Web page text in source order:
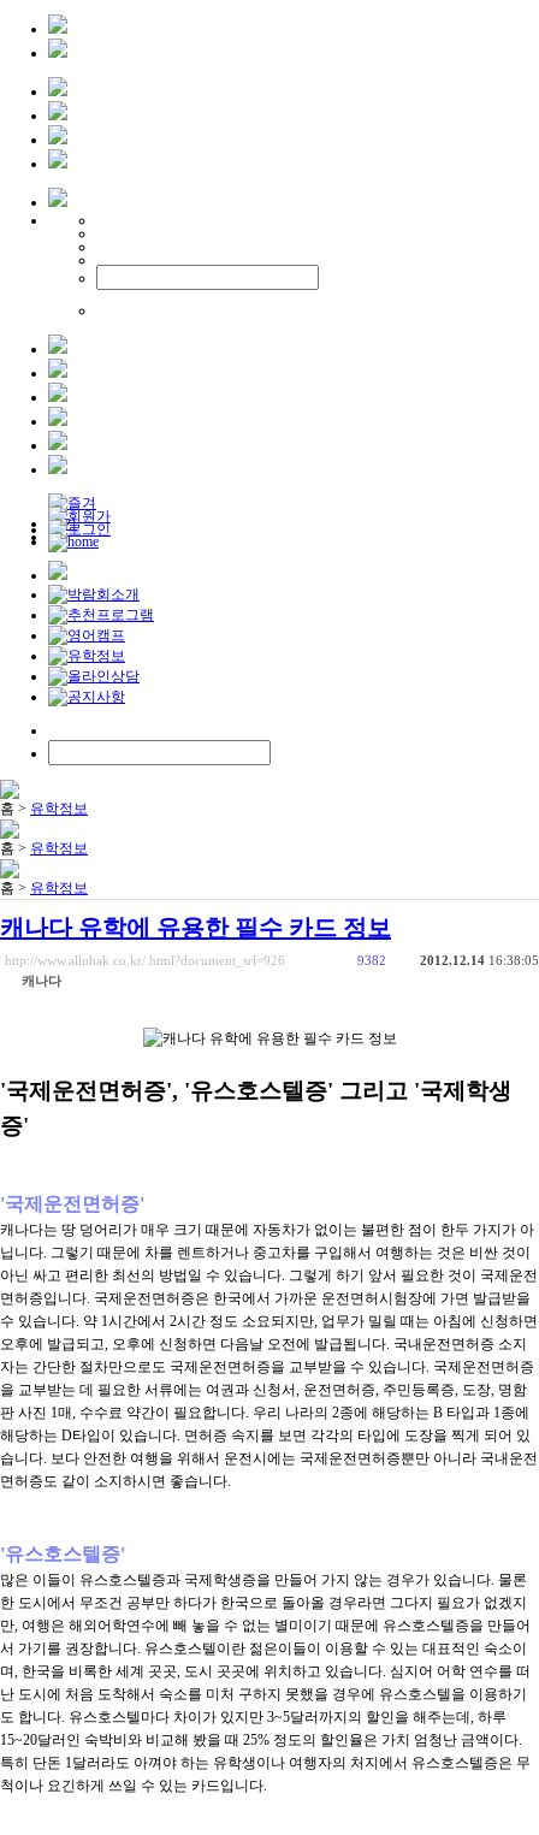
홈 > 유학정보
홈 > 유학정보
홈 > 유학정보
캐나다 유학에 유용한 필수 카드 정보
http://www.alluhak.co.kr/.html?document_srl=926 2012.12.14 16:38:05
9382
캐나다
'국제운전면허증', '유스호스텔증' 그리고 '국제학생
증'
'국제운전면허증'
캐나다는 땅 덩어리가 매우 크기 때문에 자동차가 없이는 불편한 점이 한두 가지가 아
닙니다. 그렇기 때문에 차를 렌트하거나 중고차를 구입해서 여행하는 것은 비싼 것이
아닌 싸고 편리한 최선의 방법일 수 있습니다. 그렇게 하기 앞서 필요한 것이 국제운전
면허증입니다. 국제운전면허증은 한국에서 가까운 운전면허시험장에 가면 발급받을
수 있습니다. 약 1시간에서 2시간 정도 소요되지만, 업무가 밀릴 때는 아침에 신청하면
오후에 발급되고, 오후에 신청하면 다음날 오전에 발급됩니다. 국내운전면허증 소지
자는 간단한 절차만으로도 국제운전면허증을 교부받을 수 있습니다. 국제운전면허증
을 교부받는 데 필요한 서류에는 여권과 신청서, 운전면허증, 주민등록증, 도장, 명함
판 사진 1매, 수수료 약간이 필요합니다. 우리 나라의 2종에 해당하는 B 타입과 1종에
해당하는 D타입이 있습니다. 면허증 속지를 보면 각각의 타입에 도장을 찍게 되어 있
습니다. 보다 안전한 여행을 위해서 운전시에는 국제운전면허증뿐만 아니라 국내운전
면허증도 같이 소지하시면 좋습니다.
'유스호스텔증'
많은 이들이 유스호스텔증과 국제학생증을 만들어 가지 않는 경우가 있습니다. 물론
한 도시에서 무조건 공부만 하다가 한국으로 돌아올 경우라면 그다지 필요가 없겠지
만, 여행은 해외어학연수에 빼 놓을 수 없는 별미이기 때문에 유스호스텔증을 만들어
서 가기를 권장합니다. 유스호스텔이란 젊은이들이 이용할 수 있는 대표적인 숙소이
며, 한국을 비록한 세계 곳곳, 도시 곳곳에 위치하고 있습니다. 심지어 어학 연수를 떠
난 도시에 처음 도착해서 숙소를 미처 구하지 못했을 경우에 유스호스텔을 이용하기
도 합니다. 유스호스텔마다 차이가 있지만 3~5달러까지의 할인을 해주는데, 하루
15~20달러인 숙박비와 비교해 봤을 때 25% 정도의 할인율은 가치 엄청난 금액이다.
특히 단돈 1달러라도 아껴야 하는 유학생이나 여행자의 처지에서 유스호스텔증은 무
척이나 요긴하게 쓰일 수 있는 카드입니다.